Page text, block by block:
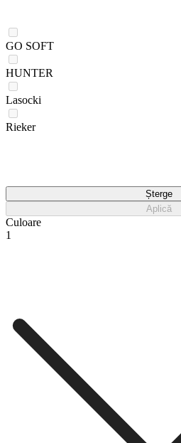
GO SOFT
HUNTER
Lasocki
Rieker
Șterge
Aplică
Culoare
1